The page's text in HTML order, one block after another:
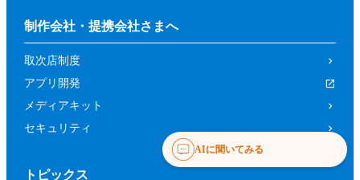
制作会社・提携会社さまへ
取次店制度
アプリ開発
メディアキット
セキュリティ
トピックス
AIに聞いてみる